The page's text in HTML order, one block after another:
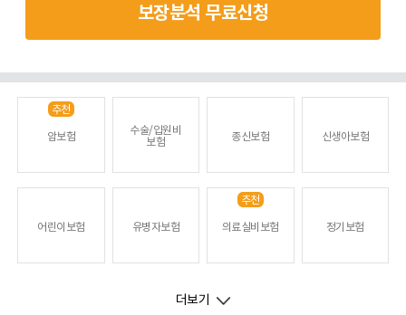
보장분석 무료신청
추천
암보험
수술/입원비
보험
종신보험 신생아보험
어린이보험 유병자보험
추천
의료실비보험
정기보험
더보기